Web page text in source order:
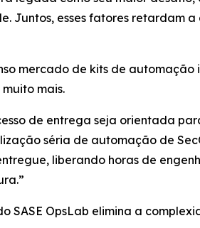
Juntos, esses fatores retardam
mercado de kits de
mais.
de entrega seja orientada
séria de automação de
liberando horas de
OpsLab elimina a